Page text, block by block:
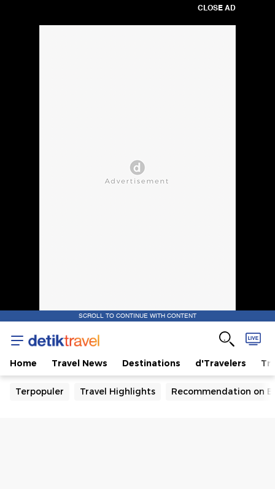
CLOSE AD
SCROLL TO CONTINUE WITH CONTENT
Home Travel News Destinations d'Travelers
Terpopuler Travel Highlights Recommendation on